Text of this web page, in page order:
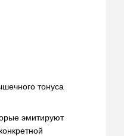
тонуса
эмитируют